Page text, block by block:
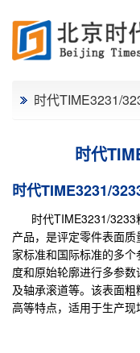
时代TIME3231/
时代
时代TIME3231/
时代TIME3231/3233
产品，是评定零件表面
家标准和国际标准的多
度和原始轮廓进行多参
及轴承滚道等。该表面
高等特点，适用于生产现